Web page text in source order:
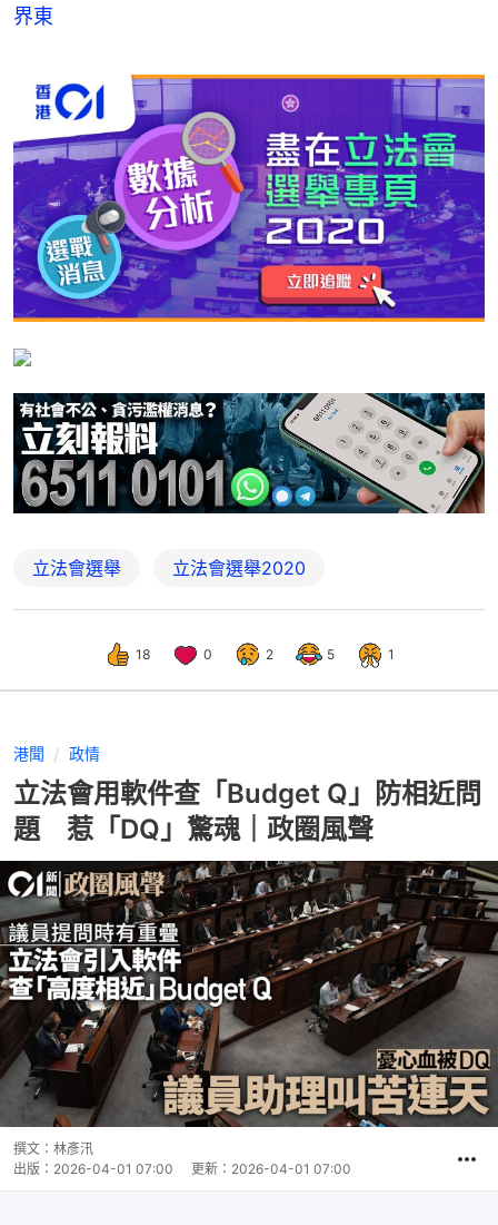
界東
立法會選舉 立法會選舉2020
18 0 2 5 1
港聞 政情
立法會用軟件查「Budget Q」防相近問
題 惹「DQ」驚魂｜政圈風聲
撰文： 林彥汛
出版： 2026-04-01 07:00 更新： 2026-04-01 07:00